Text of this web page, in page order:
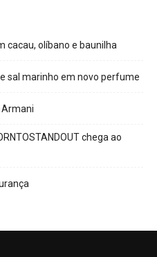
cacau, olíbano e baunilha
sal marinho em novo perfume
Armani
chega ao